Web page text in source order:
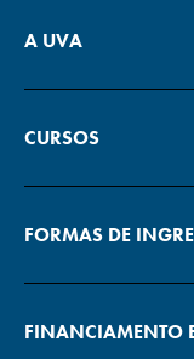
A UVA
CURSOS
FORMAS DE
FINANCIAMENTO